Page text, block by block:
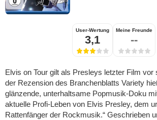
User-Wertung
3,1
Meine Freunde
--
Elvis on Tour gilt als Presleys letzter Film vor
der Rezension des Branchenblatts Variety
glänzende, unterhaltsame Popmusik-Doku
aktuelle Profi-Leben von Elvis Presley, dem
Rattenfänger der Rockmusik.“ Geschrieben